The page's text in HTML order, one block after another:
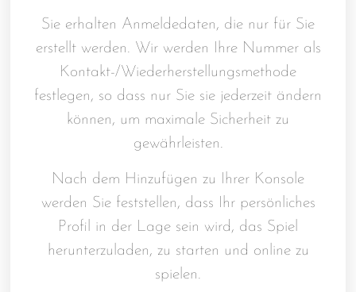
Sie erhalten Anmeldedaten, die nur für Sie
erstellt werden. Wir werden Ihre Nummer als
Kontakt-/Wiederherstellungsmethode
festlegen, so dass nur Sie sie jederzeit ändern
können, um maximale Sicherheit zu
gewährleisten.
Nach dem Hinzufügen zu Ihrer Konsole
werden Sie feststellen, dass Ihr persönliches
Profil in der Lage sein wird, das Spiel
herunterzuladen, zu starten und online zu
spielen.